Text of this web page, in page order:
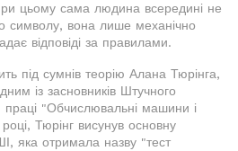
цьому сама людина всередині не
символу, вона лише механічно
відповіді за правилами.
під сумнів теорію Алана Тюрінга,
із засновників Штучного
праці "Обчислювальні машини і
Тюрінг висунув основну
яка отримала назву "тест